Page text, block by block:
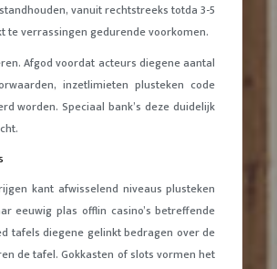
vanuit rechtstreeks totda 3-5
te verrassingen gedurende voorkomen.
Afgod voordat acteurs diegene aantal
inzetlimieten plusteken code
worden. Speciaal bank’s deze duidelijk
kant afwisselend niveaus plusteken
eeuwig plas offlin casino’s betreffende
tafels diegene gelinkt bedragen over de
de tafel. Gokkasten of slots vormen het